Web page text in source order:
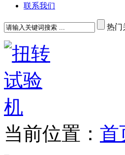
联系我们
热门
当前位置： 首